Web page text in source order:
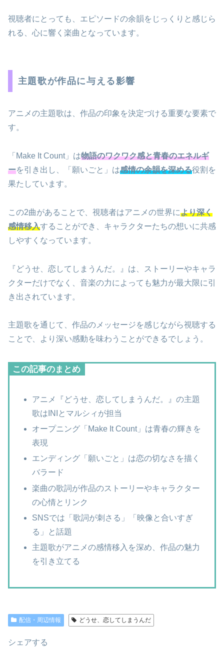
視聴者にとっても、エピソードの余韻をじっくりと感じら
れる、心に響く楽曲となっています。
主題歌が作品に与える影響
アニメの主題歌は、作品の印象を決定づける重要な要素で
す。
「Make It Count」は物語のワクワク感と青春のエネルギ
ーを引き出し、「願いごと」は感情の余韻を深める役割を
果たしています。
この2曲があることで、視聴者はアニメの世界により深く
感情移入することができ、キャラクターたちの想いに共感
しやすくなっています。
『どうせ、恋してしまうんだ。』は、ストーリーやキャラ
クターだけでなく、音楽の力によっても魅力が最大限に引
き出されています。
主題歌を通じて、作品のメッセージを感じながら視聴する
ことで、より深い感動を味わうことができるでしょう。
この記事のまとめ
アニメ『どうせ、恋してしまうんだ。』の主題
歌はINIとマルシィが担当
オープニング「Make It Count」は青春の輝きを
表現
エンディング「願いごと」は恋の切なさを描く
バラード
楽曲の歌詞が作品のストーリーやキャラクター
の心情とリンク
SNSでは「歌詞が刺さる」「映像と合いすぎ
る」と話題
主題歌がアニメの感情移入を深め、作品の魅力
を引き立てる
配信・周辺情報 どうせ、恋してしまうんだ
シェアする